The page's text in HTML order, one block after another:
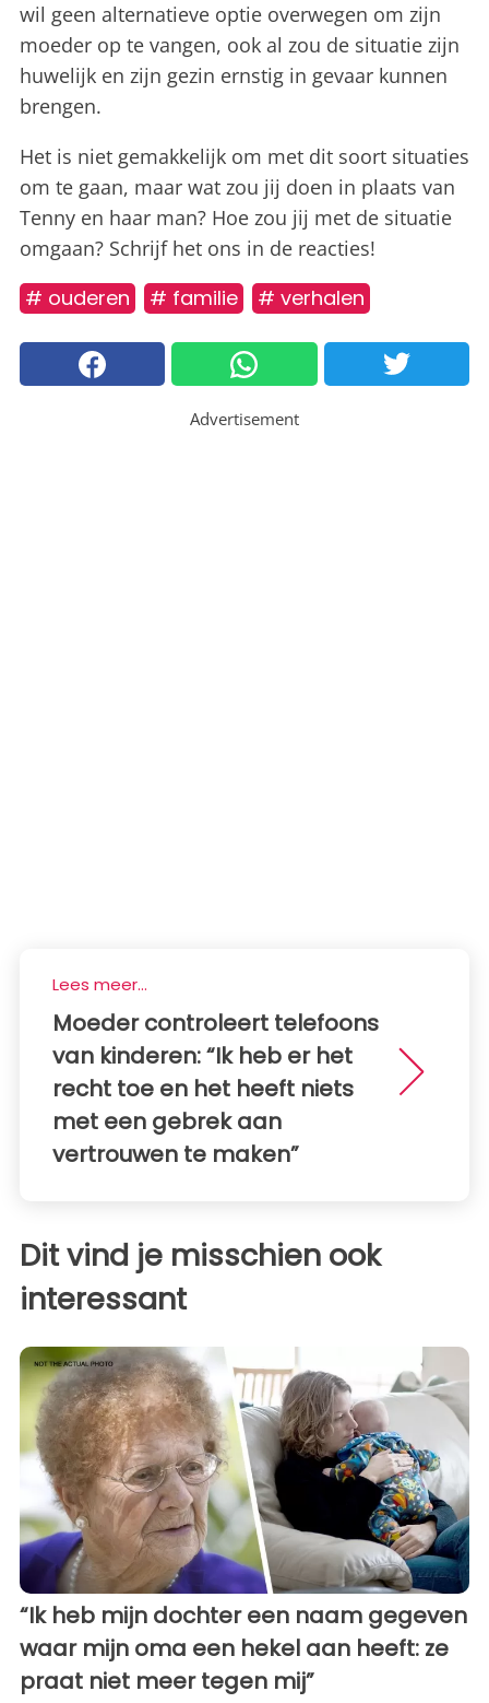
wil geen alternatieve optie overwegen om zijn
moeder op te vangen, ook al zou de situatie zijn
huwelijk en zijn gezin ernstig in gevaar kunnen
brengen.
Het is niet gemakkelijk om met dit soort situaties
om te gaan, maar wat zou jij doen in plaats van
Tenny en haar man? Hoe zou jij met de situatie
omgaan? Schrijf het ons in de reacties!
# ouderen # familie # verhalen
Advertisement
Lees meer...
Moeder controleert telefoons
van kinderen: “Ik heb er het
recht toe en het heeft niets
met een gebrek aan
vertrouwen te maken”
Dit vind je misschien ook
interessant
“Ik heb mijn dochter een naam gegeven
waar mijn oma een hekel aan heeft: ze
praat niet meer tegen mij”